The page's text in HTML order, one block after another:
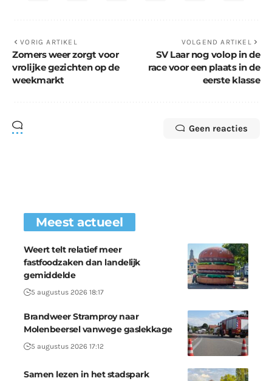
VORIG ARTIKEL
Zomers weer zorgt voor
vrolijke gezichten op de
weekmarkt
VOLGEND ARTIKEL
SV Laar nog volop in de
race voor een plaats in de
eerste klasse
Geen reacties
Meest actueel
Weert telt relatief meer
fastfoodzaken dan landelijk
gemiddelde
5 augustus 2026 18:17
Brandweer Stramproy naar
Molenbeersel vanwege gaslekkage
5 augustus 2026 17:12
Samen lezen in het stadspark